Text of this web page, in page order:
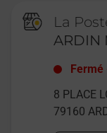
La
ARDIN
Fermé
8 PLACE
79160